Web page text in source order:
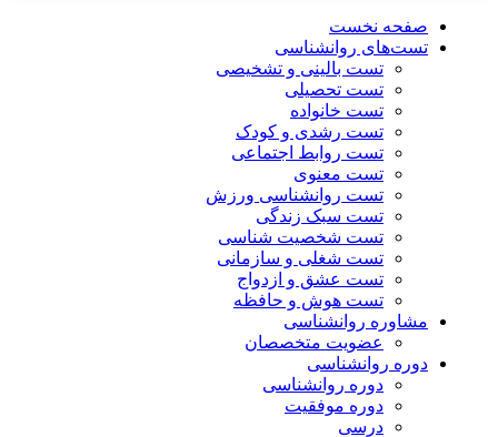
صفحه نخست
تست‌های روانشناسی
تست بالینی و تشخیصی
تست تحصیلی
تست خانواده
تست رشدی و کودک
تست روابط اجتماعی
تست معنوی
تست روانشناسی ورزش
تست سبک زندگی
تست شخصیت شناسی
تست شغلی و سازمانی
تست عشق و ازدواج
تست هوش و حافظه
مشاوره روانشناسی
عضویت متخصصان
دوره روانشناسی
دوره روانشناسی
دوره موفقیت
درسی